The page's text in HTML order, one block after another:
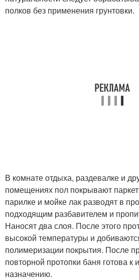
полков без применения грунтовки.
В комнате отдыха, раздевалке и
помещениях пол покрывают
парилке и мойке лак разводят в
подходящим разбавителем и
Наносят два слоя. После этого
высокой температуры и
полимеризации покрытия. После
повторной протопки баня готова к
назначению.